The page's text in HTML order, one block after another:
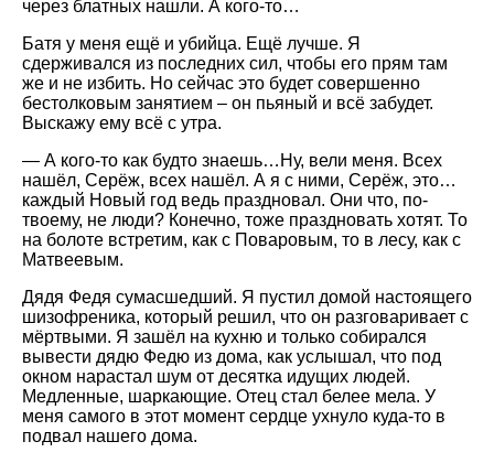
через блатных нашли. А кого-то…
Батя у меня ещё и убийца. Ещё лучше. Я
сдерживался из последних сил, чтобы его прям там
же и не избить. Но сейчас это будет совершенно
бестолковым занятием – он пьяный и всё забудет.
Выскажу ему всё с утра.
— А кого-то как будто знаешь…Ну, вели меня. Всех
нашёл, Серёж, всех нашёл. А я с ними, Серёж, это…
каждый Новый год ведь праздновал. Они что, по-
твоему, не люди? Конечно, тоже праздновать хотят. То
на болоте встретим, как с Поваровым, то в лесу, как с
Матвеевым.
Дядя Федя сумасшедший. Я пустил домой настоящего
шизофреника, который решил, что он разговаривает с
мёртвыми. Я зашёл на кухню и только собирался
вывести дядю Федю из дома, как услышал, что под
окном нарастал шум от десятка идущих людей.
Медленные, шаркающие. Отец стал белее мела. У
меня самого в этот момент сердце ухнуло куда-то в
подвал нашего дома.